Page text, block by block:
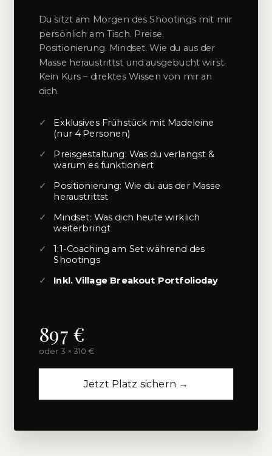
Du sitzt am Morgen des Shootings mit mir
persönlich am Tisch. Preise.
Positionierung. Mindset. Wie du aus der
Masse heraustrittst und ausgebucht wirst.
Kein Kurs – direktes Wissen von mir an
dich.
✓
Exklusives Frühstück mit Madeleine
(nur 4 Personen)
✓
Preisgestaltung: Was du verlangst &
warum es funktioniert
✓
Positionierung: Wie du aus der Masse
heraustrittst
✓ Mindset: Was dich heute wirklich
weiterbringt
✓
1:1-Coaching am Set während des
Shootings
✓ Inkl. Village Breakout Portfolioday
897 €
oder 3 × 310 €
Jetzt Platz sichern →